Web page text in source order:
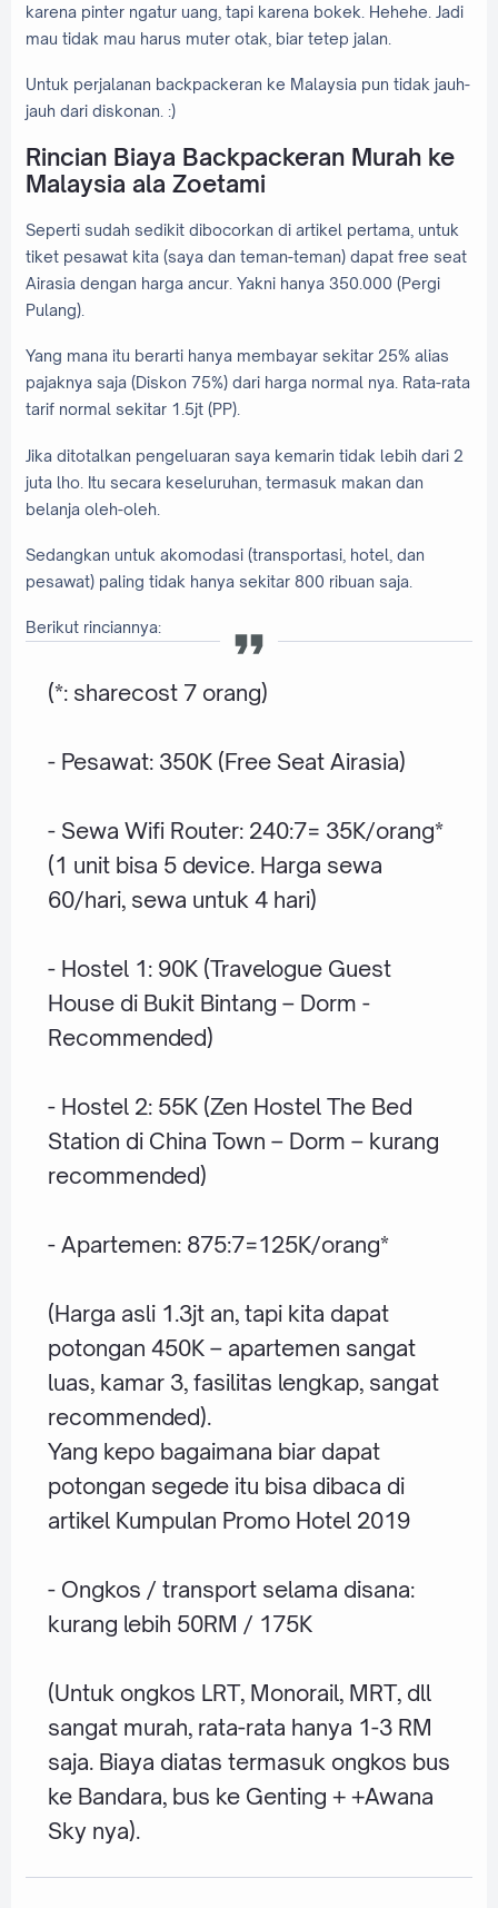
karena pinter ngatur uang, tapi karena bokek. Hehehe. Jadi
mau tidak mau harus muter otak, biar tetep jalan.
Untuk perjalanan backpackeran ke Malaysia pun tidak jauh-
jauh dari diskonan. :)
Rincian Biaya Backpackeran Murah ke
Malaysia ala Zoetami
Seperti sudah sedikit dibocorkan di artikel pertama, untuk
tiket pesawat kita (saya dan teman-teman) dapat free seat
Airasia dengan harga ancur. Yakni hanya 350.000 (Pergi
Pulang).
Yang mana itu berarti hanya membayar sekitar 25% alias
pajaknya saja (Diskon 75%) dari harga normal nya. Rata-rata
tarif normal sekitar 1.5jt (PP).
Jika ditotalkan pengeluaran saya kemarin tidak lebih dari 2
juta lho. Itu secara keseluruhan, termasuk makan dan
belanja oleh-oleh.
Sedangkan untuk akomodasi (transportasi, hotel, dan
pesawat) paling tidak hanya sekitar 800 ribuan saja.
Berikut rinciannya:
(*: sharecost 7 orang)
- Pesawat: 350K (Free Seat Airasia)
- Sewa Wifi Router: 240:7= 35K/orang*
(1 unit bisa 5 device. Harga sewa
60/hari, sewa untuk 4 hari)
- Hostel 1: 90K (Travelogue Guest
House di Bukit Bintang – Dorm -
Recommended)
- Hostel 2: 55K (Zen Hostel The Bed
Station di China Town – Dorm – kurang
recommended)
- Apartemen: 875:7=125K/orang*
(Harga asli 1.3jt an, tapi kita dapat
potongan 450K – apartemen sangat
luas, kamar 3, fasilitas lengkap, sangat
recommended).
Yang kepo bagaimana biar dapat
potongan segede itu bisa dibaca di
artikel Kumpulan Promo Hotel 2019
- Ongkos / transport selama disana:
kurang lebih 50RM / 175K
(Untuk ongkos LRT, Monorail, MRT, dll
sangat murah, rata-rata hanya 1-3 RM
saja. Biaya diatas termasuk ongkos bus
ke Bandara, bus ke Genting + +Awana
Sky nya).